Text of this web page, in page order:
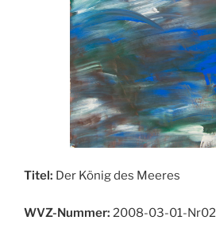
Titel: Der König des Meeres
WVZ-Nummer: 2008-03-01-Nr02